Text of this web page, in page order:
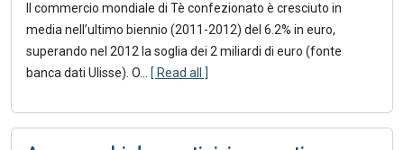
Il commercio mondiale di Tè confezionato è cresciuto in
media nell’ultimo biennio (2011-2012) del 6.2% in euro,
superando nel 2012 la soglia dei 2 miliardi di euro (fonte
banca dati Ulisse). O... [ Read all ]